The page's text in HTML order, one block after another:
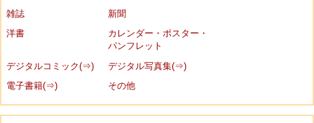
雑誌
新聞
洋書
カレンダー・ポスター・
パンフレット
デジタルコミック(⇒)
デジタル写真集(⇒)
電子書籍(⇒)
その他